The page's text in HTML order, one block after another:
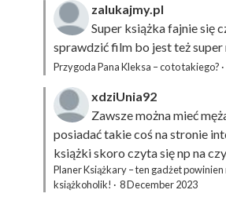
zalukajmy.pl
Super książka fajnie się
sprawdzić film bo jest też super
Przygoda Pana Kleksa – co to takiego? ·
xdziUnia92
Zawsze można mieć
posiadać takie coś na stronie
książki skoro czyta się np na
Planer Książkary – ten gadżet
książkoholik! · 8 December 2023